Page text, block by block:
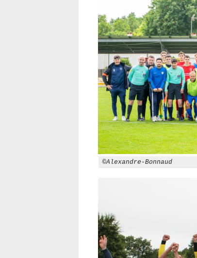
©Alexandre-Bonnaud